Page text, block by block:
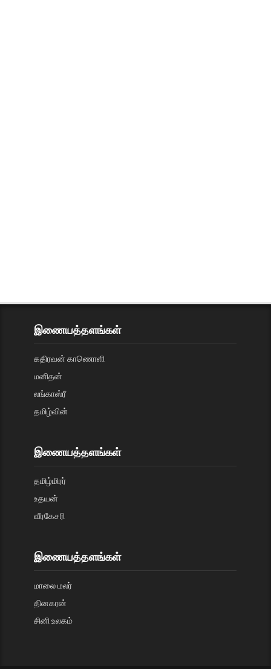
இணையத்தளங்கள்
கதிரவன் காணொளி
மனிதன்
லங்காஸ்ரீ
தமிழ்வின்
இணையத்தளங்கள்
தமிழ்மிரர்
உதயன்
வீரகேசரி
இணையத்தளங்கள்
மாலை மலர்
தினகரன்
சினி உலகம்